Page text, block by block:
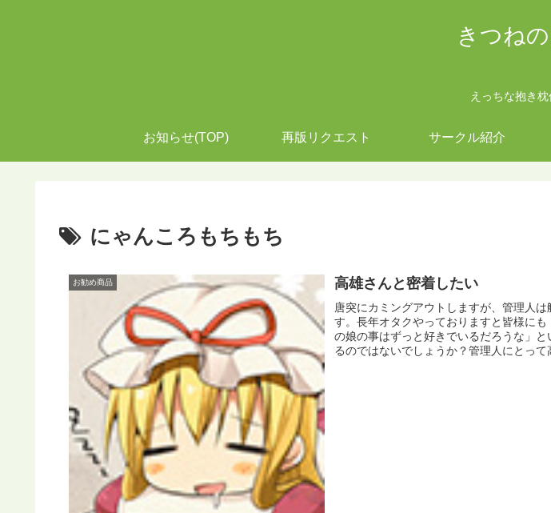
きつね
えっちな抱き
お知らせ(TOP) 再版リクエスト サークル紹介
にゃんころもちもち
お勧め商品 高雄さんと密着したい
唐突にカミングアウトしますが、管理人
す。長年オタクやっておりますと皆様にも
の娘の事はずっと好きでいるだろうな」
るのではないでしょうか？管理人にとって